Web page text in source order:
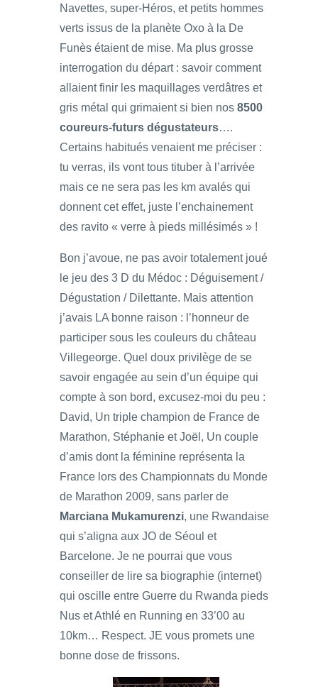
Navettes, super-Héros, et petits hommes
verts issus de la planète Oxo à la De
Funès étaient de mise. Ma plus grosse
interrogation du départ : savoir comment
allaient finir les maquillages verdâtres et
gris métal qui grimaient si bien nos 8500
coureurs-futurs dégustateurs….
Certains habitués venaient me préciser :
tu verras, ils vont tous tituber à l’arrivée
mais ce ne sera pas les km avalés qui
donnent cet effet, juste l’enchainement
des ravito « verre à pieds millésimés » !
Bon j’avoue, ne pas avoir totalement joué
le jeu des 3 D du Médoc : Déguisement /
Dégustation / Dilettante. Mais attention
j’avais LA bonne raison : l’honneur de
participer sous les couleurs du château
Villegeorge. Quel doux privilège de se
savoir engagée au sein d’un équipe qui
compte à son bord, excusez-moi du peu :
David, Un triple champion de France de
Marathon, Stéphanie et Joël, Un couple
d’amis dont la féminine représenta la
France lors des Championnats du Monde
de Marathon 2009, sans parler de
Marciana Mukamurenzi, une Rwandaise
qui s’aligna aux JO de Séoul et
Barcelone. Je ne pourrai que vous
conseiller de lire sa biographie (internet)
qui oscille entre Guerre du Rwanda pieds
Nus et Athlé en Running en 33’00 au
10km… Respect. JE vous promets une
bonne dose de frissons.